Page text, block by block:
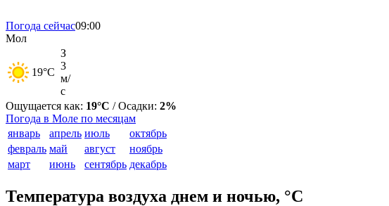
Погода сейчас09:00
Мол
19°C
З
3
м/
с
Ощущается как: 19°C / Осадки: 2%
Погода в Моле по месяцам
январь
апрель июль
октябрь
февраль май август
ноябрь
март
июнь сентябрь декабрь
Температура воздуха днем и ночью, °C